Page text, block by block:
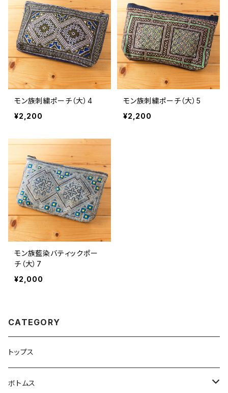
モン族刺繍ポーチ（大）4
¥2,200
モン族刺繍ポーチ（大）5
¥2,200
モン族藍染バティックポー
チ（大）7
¥2,000
CATEGORY
トップス
ボトムス